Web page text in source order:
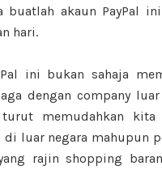
buatlah akaun PayPal
hari.
ini bukan sahaja
dengan company luar
memudahkan kita
di luar negara mahupun
rajin shopping